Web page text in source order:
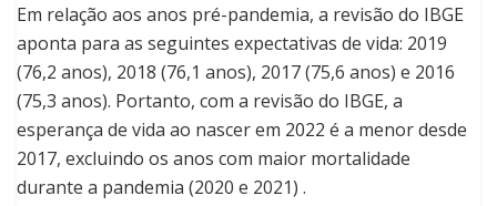
Em relação aos anos pré-pandemia, a revisão do IBGE
aponta para as seguintes expectativas de vida: 2019
(76,2 anos), 2018 (76,1 anos), 2017 (75,6 anos) e 2016
(75,3 anos). Portanto, com a revisão do IBGE, a
esperança de vida ao nascer em 2022 é a menor desde
2017, excluindo os anos com maior mortalidade
durante a pandemia (2020 e 2021) .